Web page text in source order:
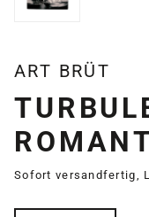
ART BRÜT
Sofort versandfertig,